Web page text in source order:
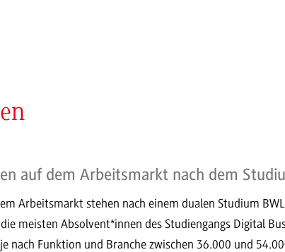
auf dem Arbeitsmarkt nach dem
Arbeitsmarkt stehen nach einem dualen Studium
meisten Absolvent*innen des Studiengangs Digital
nach Funktion und Branche zwischen 36.000 und